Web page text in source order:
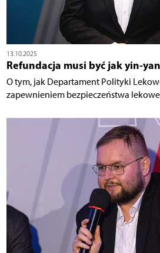
13.10.2025
Refundacja musi być jak yin-
O tym, jak Departament Polityki
zapewnieniem bezpieczeństwa